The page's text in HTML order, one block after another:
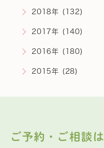
2018年 (132)
2017年 (140)
2016年 (180)
2015年 (28)
ご予約・ご相談は